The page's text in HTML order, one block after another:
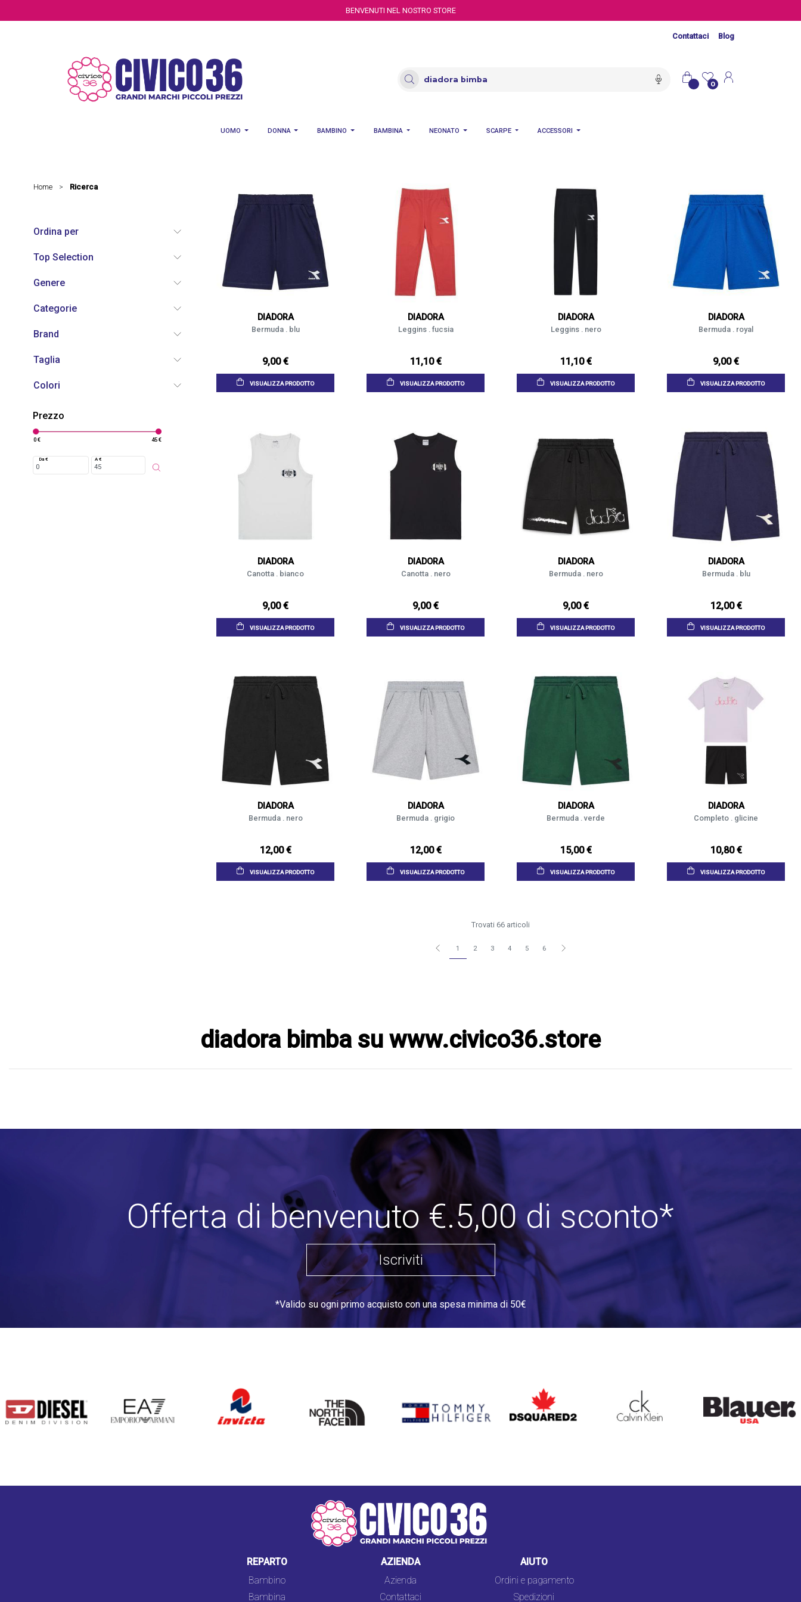
BENVENUTI NEL NOSTRO STORE
Contattaci Blog
0
UOMO DONNA BAMBINO BAMBINA NEONATO SCARPE ACCESSORI
Home > Ricerca
Ordina per
Top Selection
Genere
Categorie
Brand
Taglia
Colori
Prezzo
0 € 45 €
Da € A €
DIADORA
Bermuda . blu
9,00 €
VISUALIZZA PRODOTTO
DIADORA
Leggins . fucsia
11,10 €
VISUALIZZA PRODOTTO
DIADORA
Leggins . nero
11,10 €
VISUALIZZA PRODOTTO
DIADORA
Bermuda . royal
9,00 €
VISUALIZZA PRODOTTO
DIADORA
Canotta . bianco
9,00 €
VISUALIZZA PRODOTTO
DIADORA
Canotta . nero
9,00 €
VISUALIZZA PRODOTTO
DIADORA
Bermuda . nero
9,00 €
VISUALIZZA PRODOTTO
DIADORA
Bermuda . blu
12,00 €
VISUALIZZA PRODOTTO
DIADORA
Bermuda . nero
12,00 €
VISUALIZZA PRODOTTO
DIADORA
Bermuda . grigio
12,00 €
VISUALIZZA PRODOTTO
DIADORA
Bermuda . verde
15,00 €
VISUALIZZA PRODOTTO
DIADORA
Completo . glicine
10,80 €
VISUALIZZA PRODOTTO
Trovati 66 articoli
1 2 3 4 5 6
diadora bimba su www.civico36.store
Offerta di benvenuto €.5,00 di sconto*
Iscriviti
*Valido su ogni primo acquisto con una spesa minima di 50€
INVICTA
NORTH
FACE
DSQUARED2 CALVIN KLEIN
REPARTO
Bambino
Bambina
AZIENDA
Azienda
Contattaci
AIUTO
Ordini e pagamento
Spedizioni